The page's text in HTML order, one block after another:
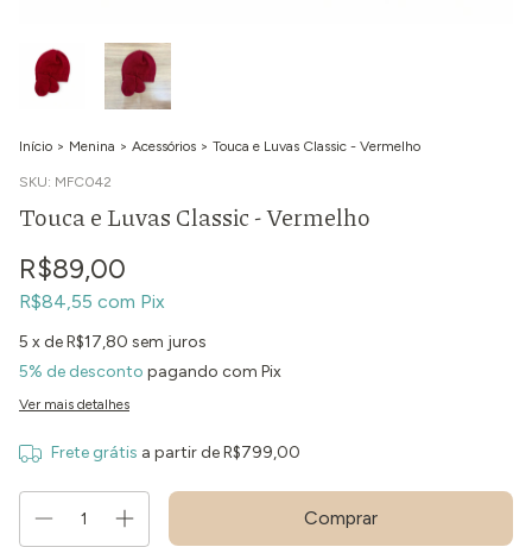
Início > Menina > Acessórios > Touca e Luvas Classic - Vermelho
SKU: MFC042
Touca e Luvas Classic - Vermelho
R$89,00
R$84,55 com Pix
5 x deR$17,80 sem juros
5% de desconto pagando com Pix
Ver mais detalhes
Frete grátis a partir deR$799,00